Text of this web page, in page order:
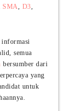
SMA, D3,
informasi
semua
bersumber dari
yang
untuk